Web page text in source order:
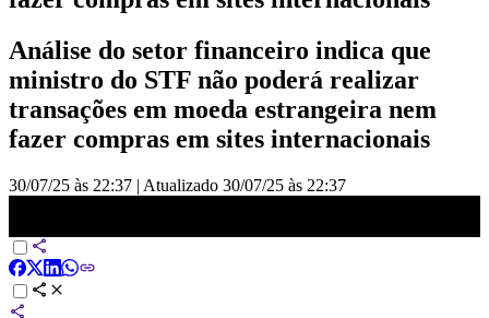
Análise do setor financeiro indica que
ministro do STF não poderá realizar
transações em moeda estrangeira nem
fazer compras em sites internacionais
30/07/25 às 22:37 | Atualizado 30/07/25 às 22:37